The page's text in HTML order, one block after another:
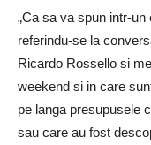
„Ca sa va spun intr-un
referindu-se la
Ricardo Rossello si
weekend si in care
pe langa presupusele
sau care au fost